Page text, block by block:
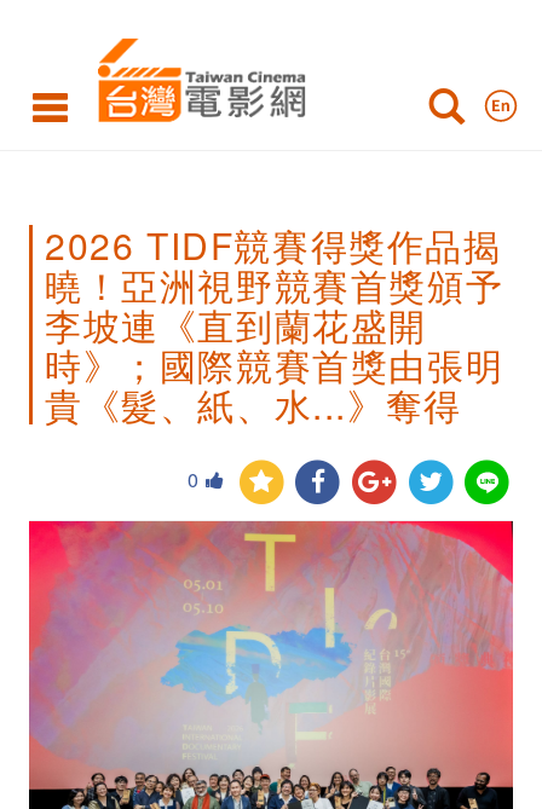
競
得
曉！
洲
視
野
競
賽
首
2026 TIDF競賽得獎作品揭
曉！亞洲視野競賽首獎頒予
李坡連《直到蘭花盛開
時》；國際競賽首獎由張明
貴《髮、紙、水...》奪得
0